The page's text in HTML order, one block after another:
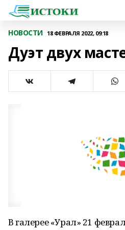
НОВОСТИ 18 ФЕВРАЛЯ 2022, 09:18
Дуэт двух
В галерее «Урал» 21